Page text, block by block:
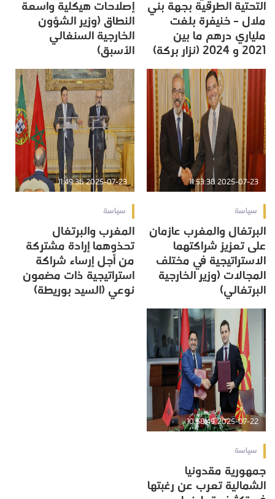
التحتية الطرقية بجهة بني
ملال – خنيفرة بلغت
ملياري درهم ما بين
2021 و 2024 (نزار بركة)
إصلاحات هيكلية واسعة
النطاق (وزير الشؤون
الخارجية السنغالي
الأسبق)
2025-07-23 11:53:38
سياسة
البرتغال والمغرب عازمان
على تعزيز شراكتهما
الاستراتيجية في مختلف
المجالات (وزير الخارجية
البرتغالي)
2025-07-23 11:49:36
سياسة
المغرب والبرتغال
تحذوهما إرادة مشتركة
من أجل إرساء شراكة
استراتيجية ذات مضمون
نوعي (السيد بوريطة)
2025-07-22 10:58:49
سياسة
جمهورية مقدونيا
الشمالية تعرب عن رغبتها